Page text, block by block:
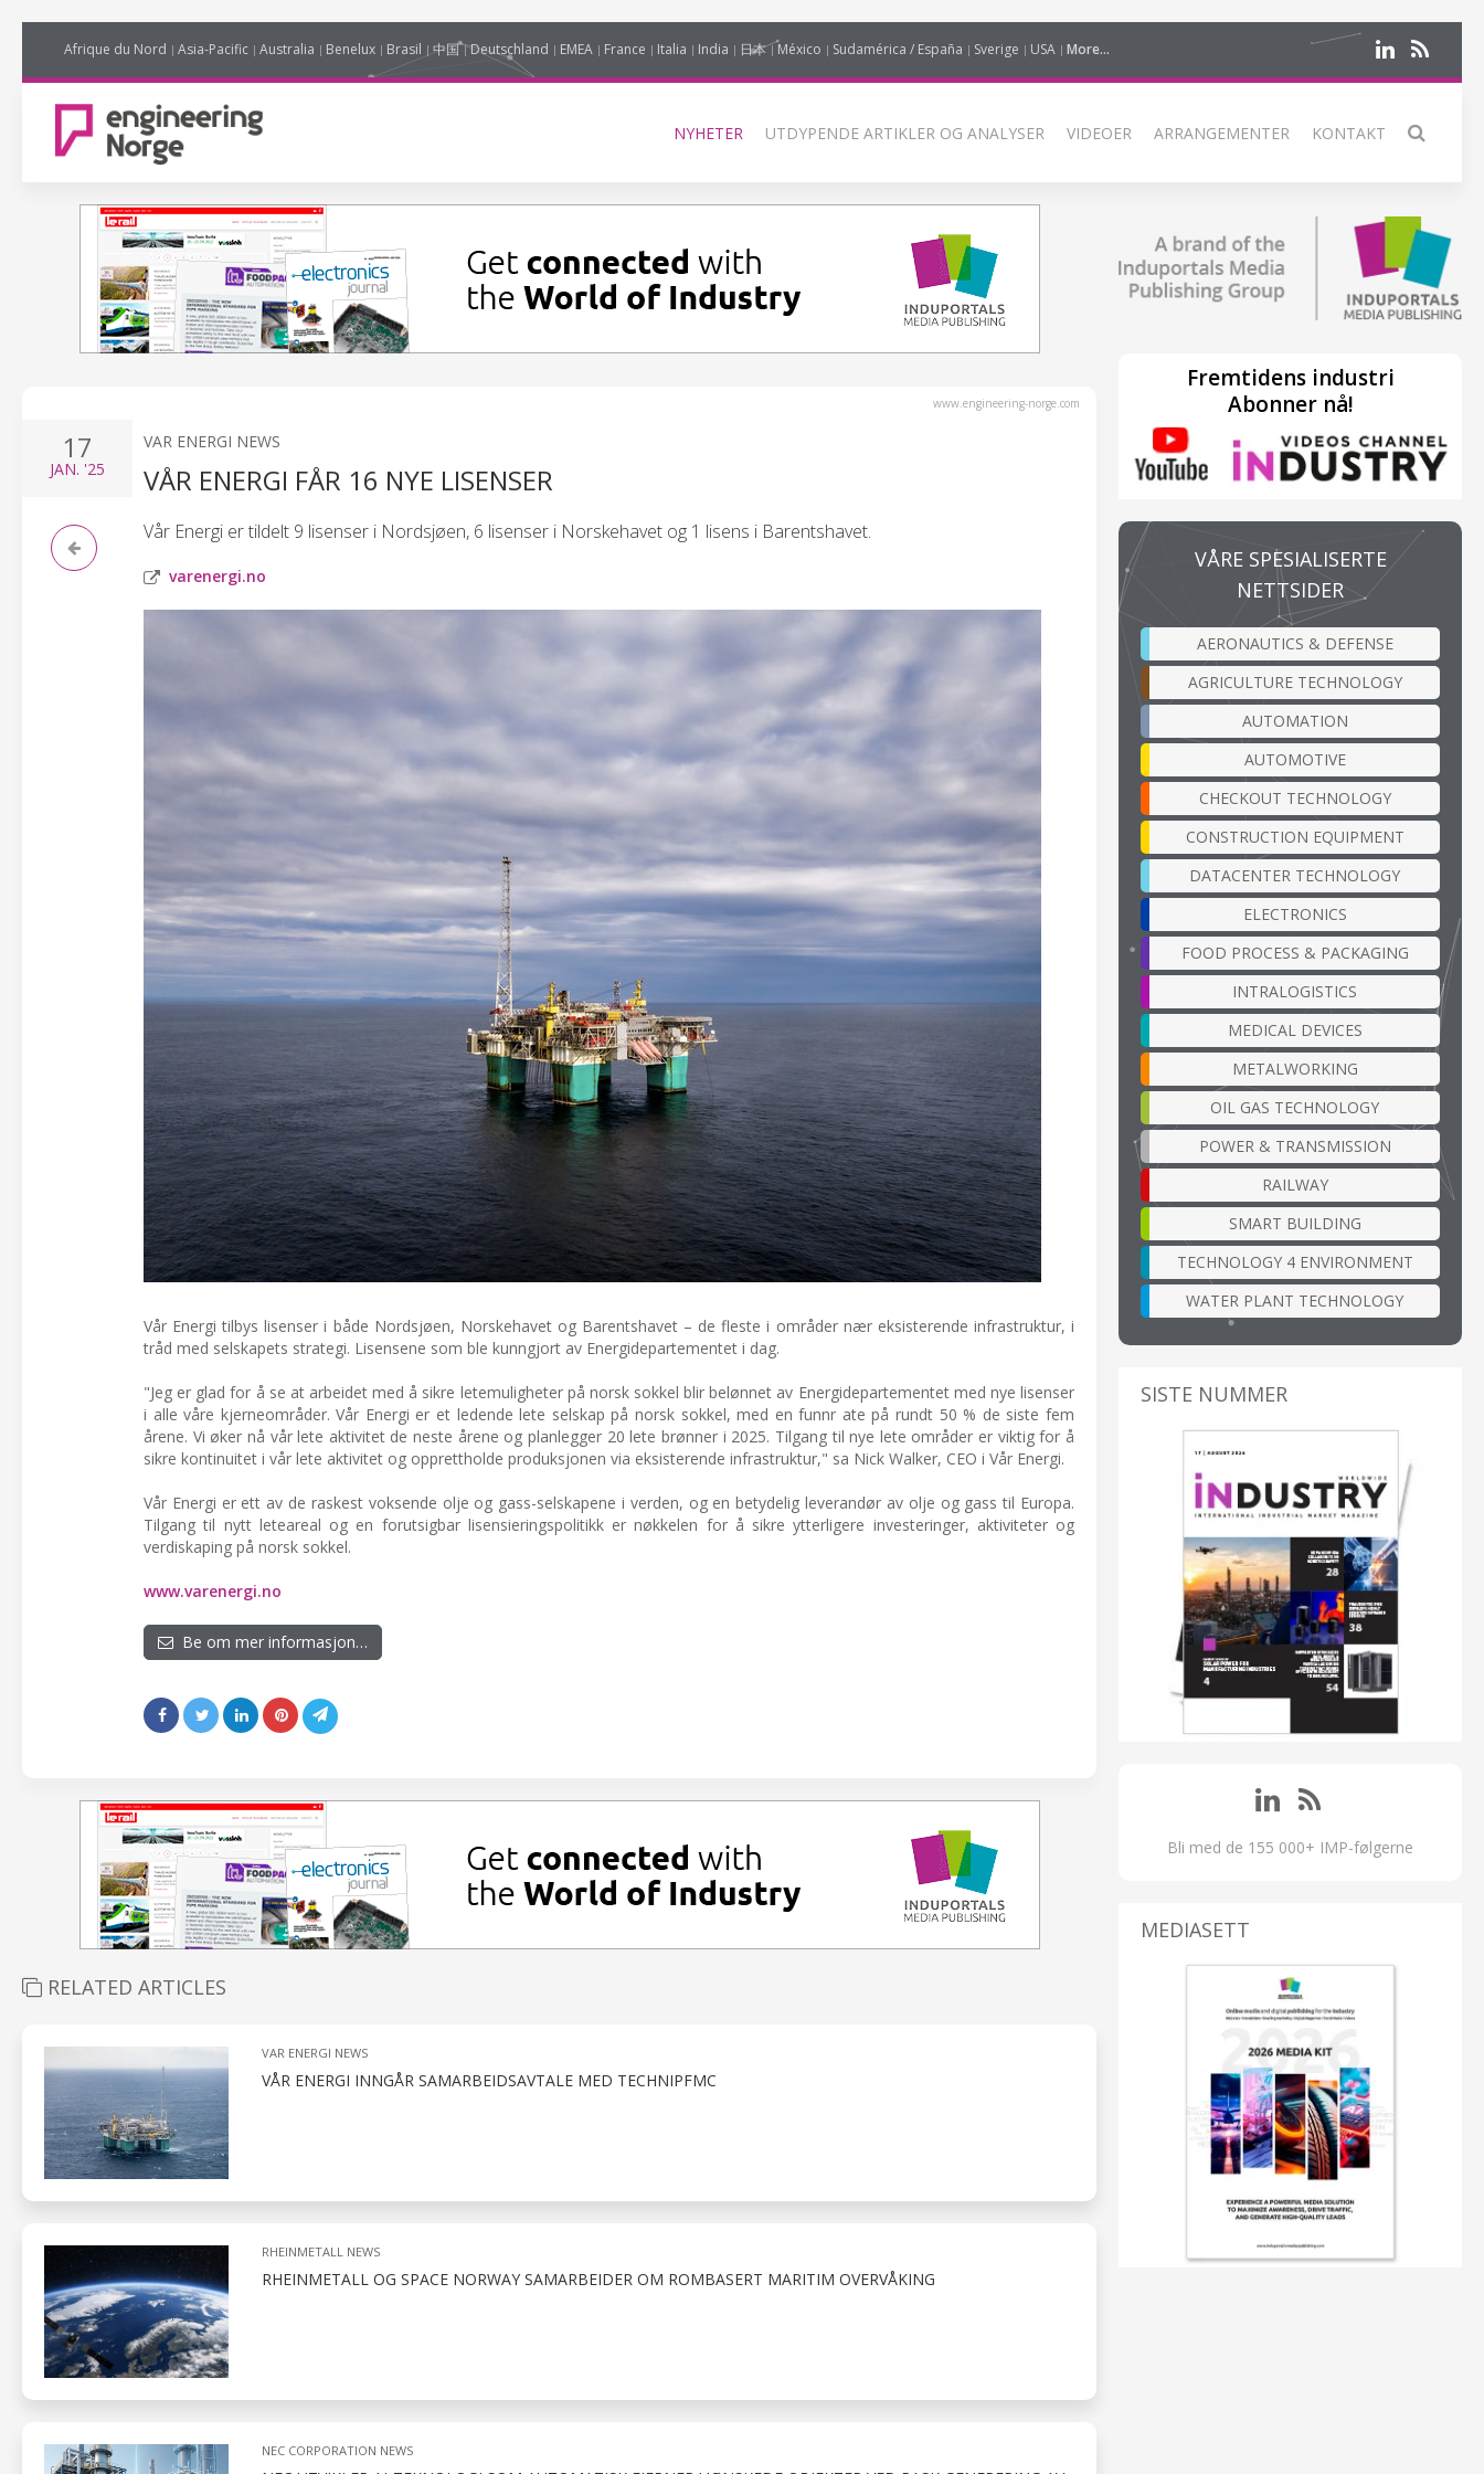
Afrique du Nord Asia-Pacific Australia Benelux Brasil 中国 Deutschland EMEA France Italia India 日本 México Sudamérica / España Sverige USA More...
NYHETER UTDYPENDE ARTIKLER OG ANALYSER VIDEOER ARRANGEMENTER KONTAKT
www.engineering-norge.com
17
JAN. '25
VAR ENERGI NEWS
VÅR ENERGI FÅR 16 NYE LISENSER
Vår Energi er tildelt 9 lisenser i Nordsjøen, 6 lisenser i Norskehavet og 1 lisens i Barentshavet.
varenergi.no
Vår Energi tilbys lisenser i både Nordsjøen, Norskehavet og Barentshavet – de fleste i områder nær eksisterende infrastruktur, i
tråd med selskapets strategi. Lisensene som ble kunngjort av Energidepartementet i dag.
"Jeg er glad for å se at arbeidet med å sikre letemuligheter på norsk sokkel blir belønnet av Energidepartementet med nye lisenser
i alle våre kjerneområder. Vår Energi er et ledende lete selskap på norsk sokkel, med en funnr ate på rundt 50 % de siste fem
årene. Vi øker nå vår lete aktivitet de neste årene og planlegger 20 lete brønner i 2025. Tilgang til nye lete områder er viktig for å
sikre kontinuitet i vår lete aktivitet og opprettholde produksjonen via eksisterende infrastruktur," sa Nick Walker, CEO i Vår Energi.
Vår Energi er ett av de raskest voksende olje og gass-selskapene i verden, og en betydelig leverandør av olje og gass til Europa.
Tilgang til nytt leteareal og en forutsigbar lisensieringspolitikk er nøkkelen for å sikre ytterligere investeringer, aktiviteter og
verdiskaping på norsk sokkel.
www.varenergi.no
Be om mer informasjon…
RELATED ARTICLES
VAR ENERGI NEWS
VÅR ENERGI INNGÅR SAMARBEIDSAVTALE MED TECHNIPFMC
RHEINMETALL NEWS
RHEINMETALL OG SPACE NORWAY SAMARBEIDER OM ROMBASERT MARITIM OVERVÅKING
NEC CORPORATION NEWS
Fremtidens industri
Abonner nå!
VÅRE SPESIALISERTE
NETTSIDER
AERONAUTICS & DEFENSE
AGRICULTURE TECHNOLOGY
AUTOMATION
AUTOMOTIVE
CHECKOUT TECHNOLOGY
CONSTRUCTION EQUIPMENT
DATACENTER TECHNOLOGY
ELECTRONICS
FOOD PROCESS & PACKAGING
INTRALOGISTICS
MEDICAL DEVICES
METALWORKING
OIL GAS TECHNOLOGY
POWER & TRANSMISSION
RAILWAY
SMART BUILDING
TECHNOLOGY 4 ENVIRONMENT
WATER PLANT TECHNOLOGY
SISTE NUMMER
Bli med de 155 000+ IMP-følgerne
MEDIASETT